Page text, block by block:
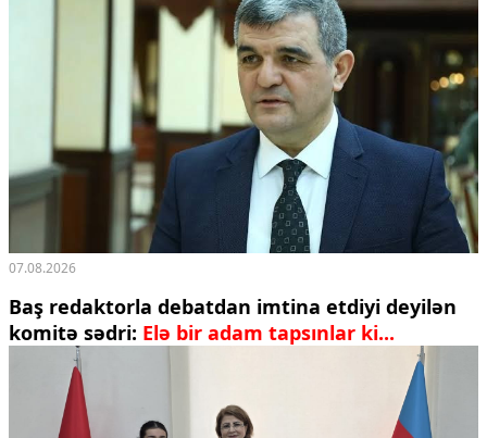
07.08.2026
Baş redaktorla debatdan imtina etdiyi deyilən
komitə sədri:
Elə bir adam tapsınlar ki...